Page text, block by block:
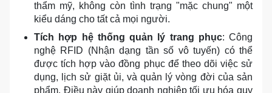
thẩm mỹ, không còn tình trạng "mặc chung" một
kiểu dáng cho tất cả mọi người.
Tích hợp hệ thống quản lý trang phục: Công
nghệ RFID (Nhận dạng tần số vô tuyến) có thể
được tích hợp vào đồng phục để theo dõi việc sử
dụng, lịch sử giặt ủi, và quản lý vòng đời của sản
phẩm. Điều này giúp doanh nghiệp tối ưu hóa quy